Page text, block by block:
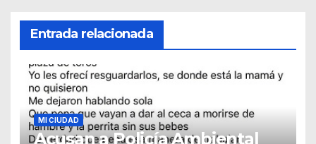
Entrada relacionada
MI CIUDAD
Acusan a Policía Ambiental